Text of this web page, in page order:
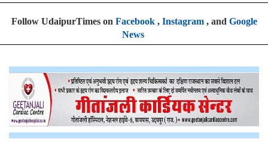
Follow UdaipurTimes on Facebook, Instagram, and Google
News